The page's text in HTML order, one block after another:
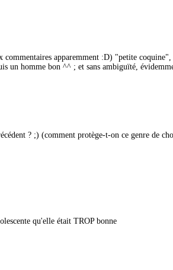
apparemment :D) "petite
un homme bon ^^ ; et sans ambiguïté,
? ;) (comment protège-t-on ce genre de
qu'elle était TROP bonne